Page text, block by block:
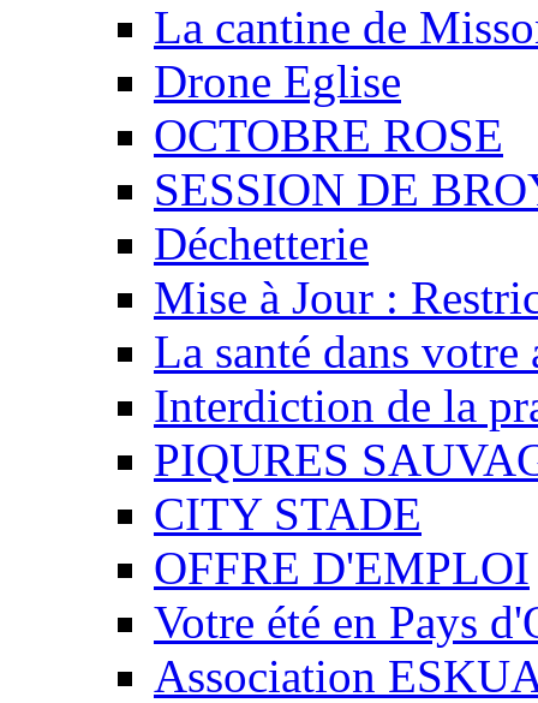
La cantine de
Drone Eglise
OCTOBRE ROSE
SESSION DE
Déchetterie
Mise à Jour :
La santé dans votre
Interdiction de la
PIQURES
CITY STADE
OFFRE D'EMPLOI
Votre été en Pays
Association